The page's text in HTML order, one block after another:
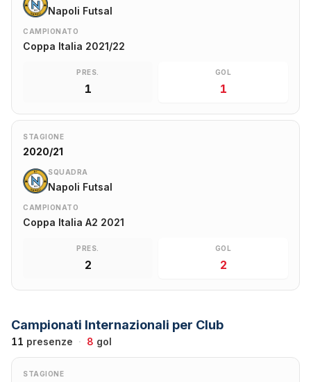
Napoli Futsal
CAMPIONATO
Coppa Italia 2021/22
PRES.
1
GOL
1
STAGIONE
2020/21
SQUADRA
Napoli Futsal
CAMPIONATO
Coppa Italia A2 2021
PRES.
2
GOL
2
Campionati Internazionali per Club
11 presenze · 8 gol
STAGIONE